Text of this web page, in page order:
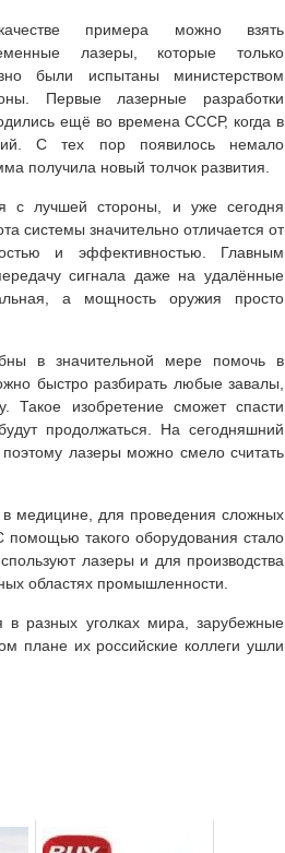
примера можно взять
лазеры, которые только
были испытаны министерством
Первые лазерные разработки
ещё во времена СССР, когда в
С тех пор появилось немало
получила новый толчок развития.
с лучшей стороны, и уже сегодня
системы значительно отличается от
и эффективностью. Главным
сигнала даже на удалённые
а мощность оружия просто
в значительной мере помочь в
быстро разбирать любые завалы,
Такое изобретение сможет спасти
продолжаться. На сегодняшний
лазеры можно смело считать
в медицине, для проведения сложных
такого оборудования стало
лазеры и для производства
областях промышленности.
в разных уголках мира, зарубежные
плане их российские коллеги ушли